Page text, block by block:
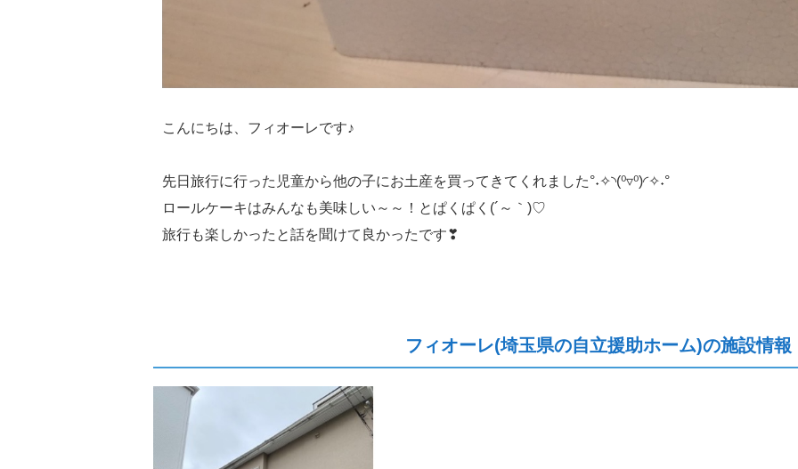
こんにちは、フィオーレです♪
先日旅行に行った児童から他の子にお土産を買ってきてくれました°˖✧◝(⁰▿⁰)◜✧˖°
ロールケーキはみんなも美味しい～～！とぱくぱく(´～｀)♡
旅行も楽しかったと話を聞けて良かったです❣
フィオーレ(埼玉県の自立援助ホーム)の施設情報